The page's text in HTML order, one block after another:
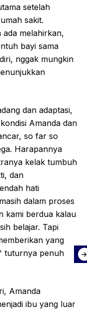
setelah
sakit.
ada melahirkan,
bayi sama
nggak mungkin
dan adaptasi,
Amanda dan
so far so
Harapannya
kelak tumbuh
dan
hati
dalam proses
kami berdua kalau
belajar. Tapi
yang
tuturnya penuh
Amanda
ibu yang luar